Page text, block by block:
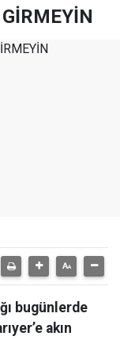
bugünlerde
akın